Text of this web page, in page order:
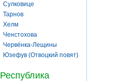
Сулковице
Тарнов
Хелм
Ченстохова
Червёнка-Лещины
Юзефув (Отвоцкий повят)
Республика